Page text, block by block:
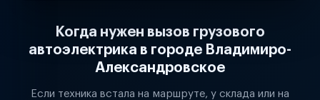
Когда нужен вызов грузового
автоэлектрика в городе Владимиро-
Александровское
Если техника встала на маршруте, у склада или на